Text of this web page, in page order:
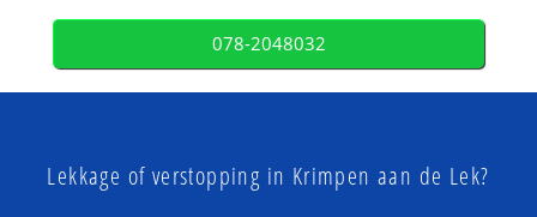
078-2048032
Lekkage of verstopping in Krimpen aan de Lek?